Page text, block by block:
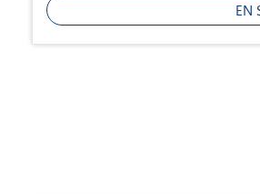
EN